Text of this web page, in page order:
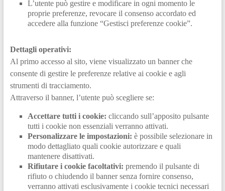
L’utente può gestire e modificare in ogni momento le
proprie preferenze, revocare il consenso accordato ed
accedere alla funzione “Gestisci preferenze cookie”.
Dettagli operativi:
Al primo accesso al sito, viene visualizzato un banner che
consente di gestire le preferenze relative ai cookie e agli
strumenti di tracciamento.
Attraverso il banner, l’utente può scegliere se:
Accettare tutti i cookie: cliccando sull’apposito pulsante
tutti i cookie non essenziali verranno attivati.
Personalizzare le impostazioni: è possibile selezionare in
modo dettagliato quali cookie autorizzare e quali
mantenere disattivati.
Rifiutare i cookie facoltativi: premendo il pulsante di
rifiuto o chiudendo il banner senza fornire consenso,
verranno attivati esclusivamente i cookie tecnici necessari